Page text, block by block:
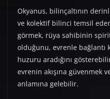
Okyanus, bilinçaltının
ve kolektif bilinci temsil
görmek, rüya sahibinin
olduğunu, evrenle bağlantı
huzuru aradığını
evrenin akışına güvenmek
anlamına gelebilir.